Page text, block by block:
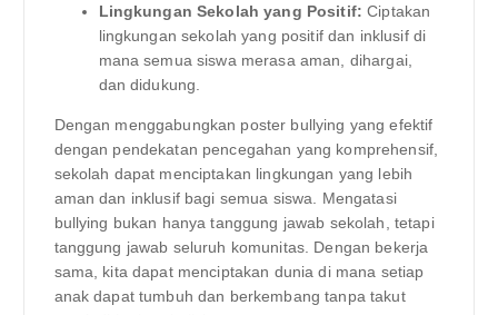
Lingkungan Sekolah yang Positif: Ciptakan
lingkungan sekolah yang positif dan inklusif di
mana semua siswa merasa aman, dihargai,
dan didukung.
Dengan menggabungkan poster bullying yang efektif
dengan pendekatan pencegahan yang komprehensif,
sekolah dapat menciptakan lingkungan yang lebih
aman dan inklusif bagi semua siswa. Mengatasi
bullying bukan hanya tanggung jawab sekolah, tetapi
tanggung jawab seluruh komunitas. Dengan bekerja
sama, kita dapat menciptakan dunia di mana setiap
anak dapat tumbuh dan berkembang tanpa takut